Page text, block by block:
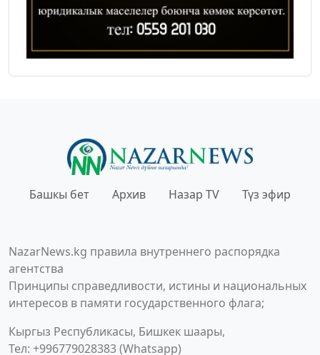
Башкы бет Архив Назар TV Түз эфир
NazarNews.kg правила внутреннего распорядка
агентства
Принципы справедливости, истины и национальных
интересов в памяти государственного флага;
Кыргыз Республикасы, Бишкек шаары,
Тел: +996779028383 (Whatsapp)